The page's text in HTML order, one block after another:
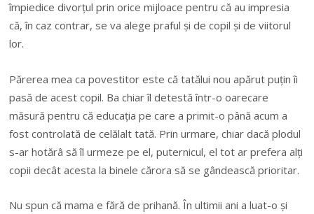
împiedice divorţul prin orice mijloace pentru că au impresia
că, în caz contrar, se va alege praful şi de copil şi de viitorul
lor.
Părerea mea ca povestitor este că tatălui nou apărut puţin îi
pasă de acest copil. Ba chiar îl detestă într-o oarecare
măsură pentru că educaţia pe care a primit-o până acum a
fost controlată de celălalt tată. Prin urmare, chiar dacă plodul
s-ar hotărâ să îl urmeze pe el, puternicul, el tot ar prefera alţi
copii decât acesta la binele cărora să se gândească prioritar.
Nu spun că mama e fără de prihană. În ultimii ani a luat-o şi